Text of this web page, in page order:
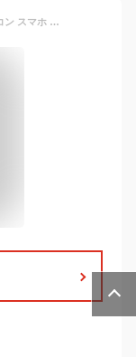
【Apple製品対応】自撮り棒 セルカ棒 リモコン スマホ 自撮り 動画 在宅 室内 6-dec monopod 日本 マニュアル付 技適マーク Youtube android iPhone